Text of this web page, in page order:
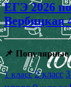
ЕГЭ 2026
Вербицкая
📌 Популярные
1 класс 2 класс